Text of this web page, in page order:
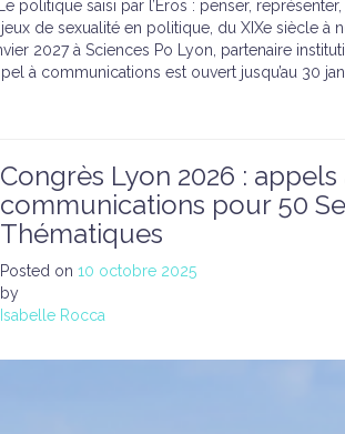
politique saisi par l’Eros : penser,
de sexualité en politique, du XIXe siècle à
2027 à Sciences Po Lyon, partenaire
à communications est ouvert jusqu’au 30
Congrès Lyon 2026 : appels
communications pour 50
Thématiques
Posted on 10 octobre 2025
by
Isabelle Rocca